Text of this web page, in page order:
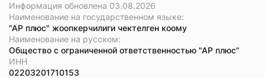
Информация обновлена 03.08.2026
Наименование на государственном языке:
"АР плюс" жоопкерчилиги чектелген коому
Наименование на русском:
Общество с ограниченной ответственностью "АР плюс"
ИНН
02203201710153